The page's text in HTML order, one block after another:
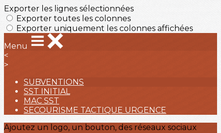
Exporter les lignes sélectionnées
Exporter toutes les colonnes
Exporter uniquement les colonnes affichées
Menu
<
>
SUBVENTIONS
SST INITIAL
MAC SST
SECOURISME TACTIQUE URGENCE
Ajoutez un logo, un bouton, des réseaux sociaux